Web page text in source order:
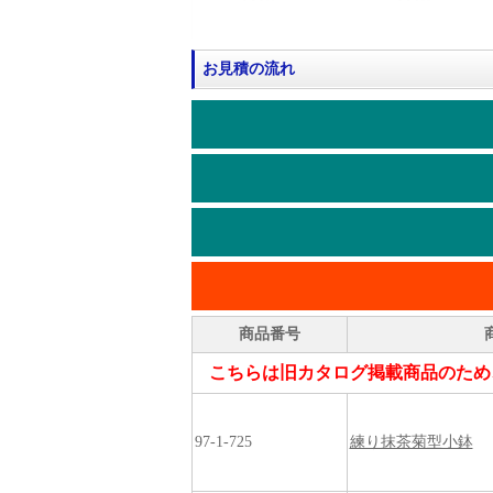
お見積の流れ
商品番号
こちらは旧カタログ掲載商品のた
97-1-725 練り抹茶菊型小鉢